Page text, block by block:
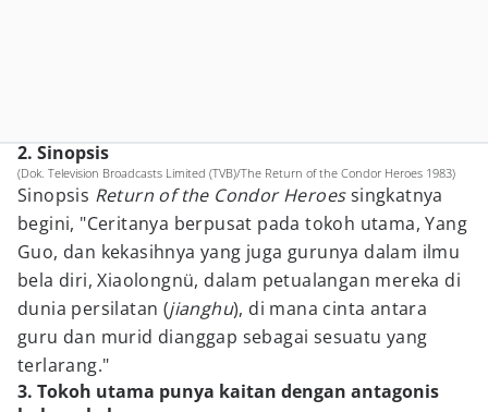
2. Sinopsis
(Dok. Television Broadcasts Limited (TVB)/The Return of the Condor Heroes 1983)
Sinopsis Return of the Condor Heroessingkatnya
begini, "Ceritanya berpusat pada tokoh utama, Yang
Guo, dan kekasihnya yang juga gurunya dalam ilmu
bela diri, Xiaolongnü, dalam petualangan mereka di
dunia persilatan (jianghu), di mana cinta antara
guru dan murid dianggap sebagai sesuatu yang
terlarang."
3. Tokoh utama punya kaitan dengan antagonis